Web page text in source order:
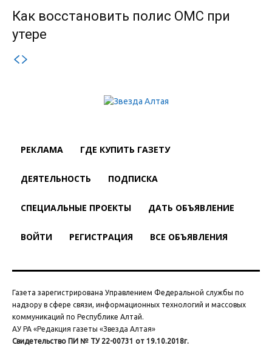
Как восстановить полис ОМС при
утере
РЕКЛАМА ГДЕ КУПИТЬ ГАЗЕТУ
ДЕЯТЕЛЬНОСТЬ ПОДПИСКА
СПЕЦИАЛЬНЫЕ ПРОЕКТЫ ДАТЬ ОБЪЯВЛЕНИЕ
ВОЙТИ РЕГИСТРАЦИЯ ВСЕ ОБЪЯВЛЕНИЯ
Газета зарегистрирована Управлением Федеральной службы по
надзору в сфере связи, информационных технологий и массовых
коммуникаций по Республике Алтай.
АУ РА «Редакция газеты «Звезда Алтая»
Свидетельство ПИ № ТУ 22-00731 от 19.10.2018г.